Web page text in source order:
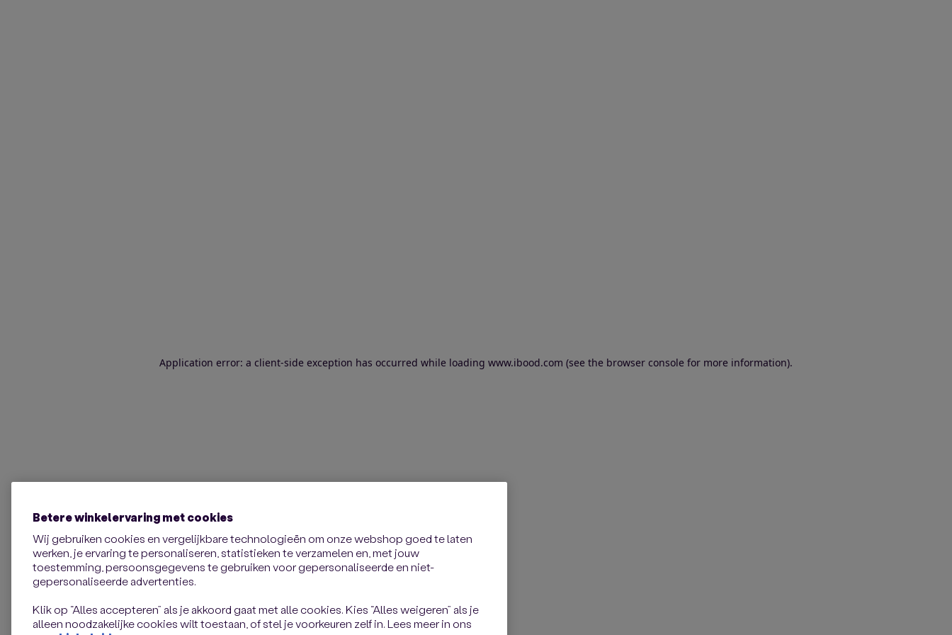
Application error: a client-side exception has occurred while loading www.ibood.com (see the browser console for more information).
Betere winkelervaring met cookies
Wij gebruiken cookies en vergelijkbare technologieën om onze webshop goed te laten
werken, je ervaring te personaliseren, statistieken te verzamelen en, met jouw
toestemming, persoonsgegevens te gebruiken voor gepersonaliseerde en niet-
gepersonaliseerde advertenties.
Klik op “Alles accepteren” als je akkoord gaat met alle cookies. Kies “Alles weigeren” als je
alleen noodzakelijke cookies wilt toestaan, of stel je voorkeuren zelf in. Lees meer in ons